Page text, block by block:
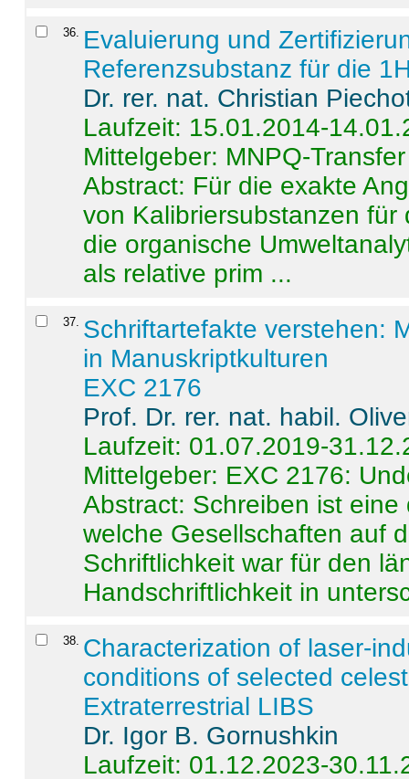
36. Evaluierung und
Referenzsubstanz für die
Dr. rer. nat. Christian
Laufzeit: 15.01.2014-
Mittelgeber: MNPQ-Transfer
Abstract: Für die exakte
von Kalibriersubstanzen
die organische
als relative prim ...
37. Schriftartefakte verstehen:
in Manuskriptkulturen
EXC 2176
Prof. Dr. rer. nat. habil.
Laufzeit: 01.07.2019-
Mittelgeber: EXC 2176:
Abstract: Schreiben ist
welche Gesellschaften auf
Schriftlichkeit war für den
Handschriftlichkeit in
38. Characterization of laser-
conditions of selected
Extraterrestrial LIBS
Dr. Igor B. Gornushkin
Laufzeit: 01.12.2023-